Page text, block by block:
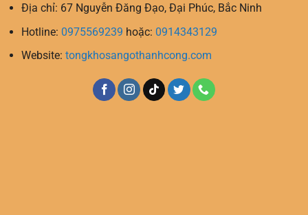
Địa chỉ: 67 Nguyễn Đăng Đạo, Đại Phúc, Bắc Ninh
Hotline: 0975569239 hoặc: 0914343129
Website: tongkhosangothanhcong.com